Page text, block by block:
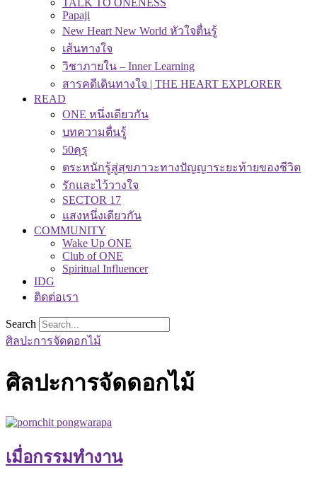
TALK TO ONENESS
Papaji
New Heart New World หัวใจตื่นรู้
เส้นทางใจ
วิชาภายใน – Inner Learning
สารคดีเดินทางใจ | THE HEART EXPLORER
READ
ONE หนึ่งเดียวกัน
บทความตื่นรู้
50คุรุ
ตระหนักรู้สู่สุขภาวะทางปัญญาระยะท้ายของชีวิต
รักและไว้วางใจ
SECTOR 17
แสงหนึ่งเดียวกัน
COMMUNITY
Wake Up ONE
Club of ONE
Spiritual Influencer
IDG
ติดต่อเรา
Search
ศิลปะการจัดดอกไม้
ศิลปะการจัดดอกไม้
เมื่อกรรมทำงาน